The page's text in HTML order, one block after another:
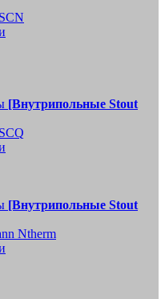
[Внутрипольные Stout
[Внутрипольные Stout
Ntherm